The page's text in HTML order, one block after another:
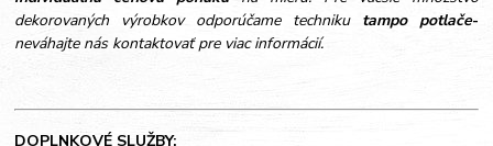
dekorovaných výrobkov odporúčame techniku tampo potlače-
neváhajte nás kontaktovať pre viac informácií.
DOPLNKOVÉ SLUŽBY: